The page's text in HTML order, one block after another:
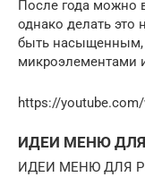
После года можно
однако делать
быть насыщенным,
микроэлементами
https://
ИДЕИ МЕНЮ ДЛЯ
ИДЕИ МЕНЮ ДЛЯ